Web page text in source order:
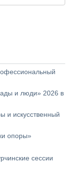
и люди» 2026 в
и искусственный
опоры»
сессии